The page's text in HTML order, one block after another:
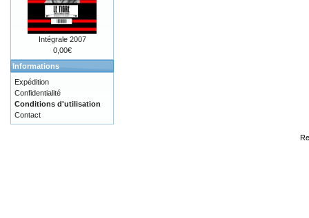
Intégrale 2007
0,00€
Informations
Expédition
Confidentialité
Conditions d'utilisation
Contact